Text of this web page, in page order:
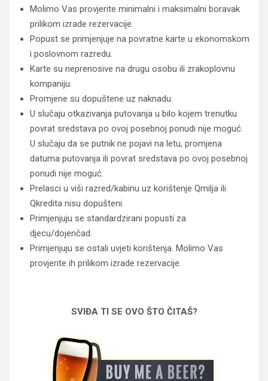
Molimo Vas provjerite minimalni i maksimalni boravak
prilikom izrade rezervacije.
Popust se primjenjuje na povratne karte u ekonomskom
i poslovnom razredu.
Karte su neprenosive na drugu osobu ili zrakoplovnu
kompaniju.
Promjene su dopuštene uz naknadu.
U slučaju otkazivanja putovanja u bilo kojem trenutku
povrat sredstava po ovoj posebnoj ponudi nije moguć.
U slučaju da se putnik ne pojavi na letu, promjena
datuma putovanja ili povrat sredstava po ovoj posebnoj
ponudi nije moguć.
Prelasci u viši razred/kabinu uz korištenje Qmilja ili
Qkredita nisu dopušteni.
Primjenjuju se standardzirani popusti za
djecu/dojenčad.
Primjenjuju se ostali uvjeti korištenja. Molimo Vas
provjerite ih prilikom izrade rezervacije.
SVIĐA TI SE OVO ŠTO ČITAŠ?